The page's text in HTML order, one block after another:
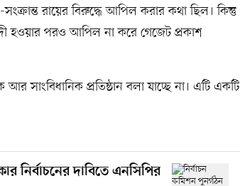
রায়ের বিরুদ্ধে আপিল করার কথা ছিল। কিন্তু
হওয়ার পরও আপিল না করে গেজেট প্রকাশ
সাংবিধানিক প্রতিষ্ঠান বলা যাচ্ছে না। এটি একটি
নির্বাচনের দাবিতে এনসিপির